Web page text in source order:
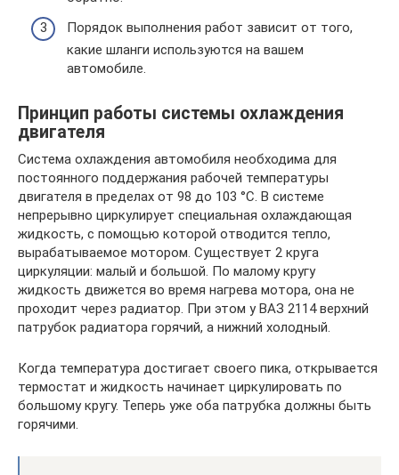
Порядок выполнения работ зависит от того,
какие шланги используются на вашем
автомобиле.
Принцип работы системы охлаждения
двигателя
Система охлаждения автомобиля необходима для
постоянного поддержания рабочей температуры
двигателя в пределах от 98 до 103 °С. В системе
непрерывно циркулирует специальная охлаждающая
жидкость, с помощью которой отводится тепло,
вырабатываемое мотором. Существует 2 круга
циркуляции: малый и большой. По малому кругу
жидкость движется во время нагрева мотора, она не
проходит через радиатор. При этом у ВАЗ 2114 верхний
патрубок радиатора горячий, а нижний холодный.
Когда температура достигает своего пика, открывается
термостат и жидкость начинает циркулировать по
большому кругу. Теперь уже оба патрубка должны быть
горячими.